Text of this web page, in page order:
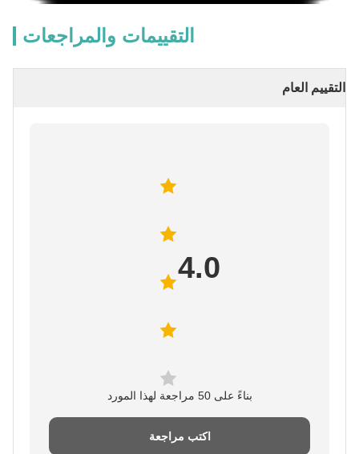
التقييمات والمراجعات
التقييم العام
4.0
بناءً على 50 مراجعة لهذا المورد
اكتب مراجعة